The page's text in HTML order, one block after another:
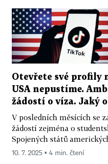
Otevřete své profily
USA nepustíme.
žádostí o víza. Jaký
V posledních měsících se
žádostí zejména o
Spojených států
10. 7. 2025 ▪ 4 min. čtení